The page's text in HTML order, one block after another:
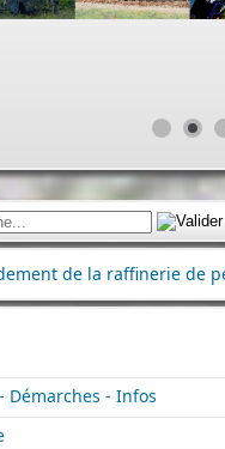
la raffinerie de pétrole
- Infos